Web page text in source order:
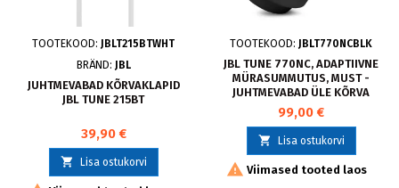
TOOTEKOOD: JBLT215BTWHT
BRÄND: JBL
JUHTMEVABAD KÕRVAKLAPID
JBL TUNE 215BT
39,90 €
 Lisa ostukorvi
TOOTEKOOD: JBLT770NCBLK
JBL TUNE 770NC, ADAPTIIVNE
MÜRASUMMUTUS, MUST -
JUHTMEVABAD ÜLE KÕRVA
KÕRVAKLAPID
99,00 €
 Lisa ostukorvi
 Viimased tooted laos